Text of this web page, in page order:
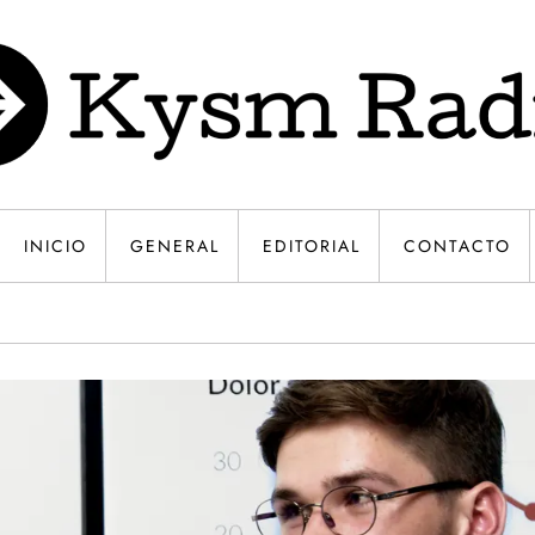
INICIO GENERAL EDITORIAL CONTACTO